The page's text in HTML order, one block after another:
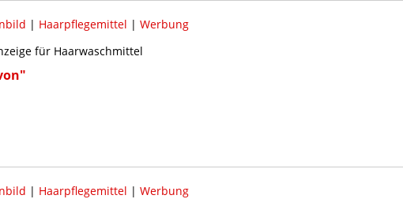
| Haarpflegemittel | Werbung
für Haarwaschmittel
| Haarpflegemittel | Werbung